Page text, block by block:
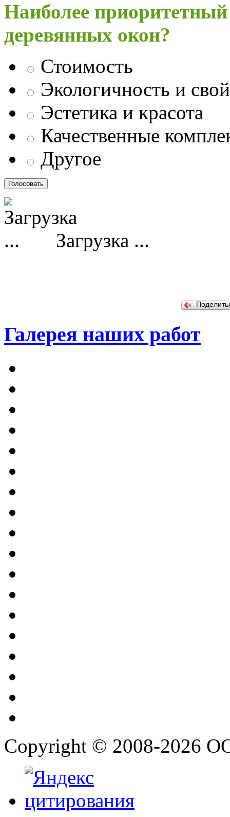
Наиболее
деревянных окон?
Стоимость
Экологичность и
Эстетика и красота
Качественные
Другое
Загрузка ...
Галерея наших работ
Copyright © 2008-2026